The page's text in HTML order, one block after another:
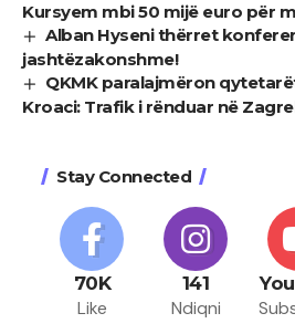
Kursyem mbi 50 mijë euro për
Alban Hyseni thërret
jashtëzakonshme!
QKMK paralajmëron
Kroaci: Trafik i rënduar në
Stay Connected
70K
Like
141
Ndiqni